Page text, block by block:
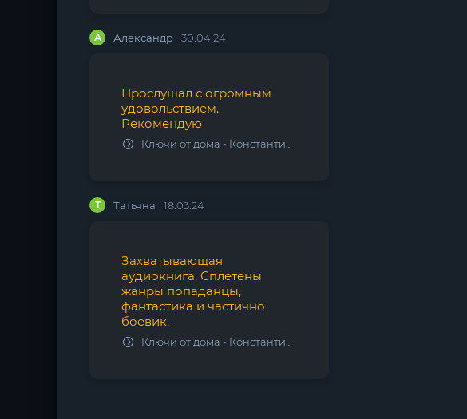
А Александр 30.04.24
Прослушал с огромным
удовольствием.
Рекомендую
Ключи от дома - Константин Калбазов
Т Татьяна 18.03.24
Захватывающая
аудиокнига. Сплетены
жанры попаданцы,
фантастика и частично
боевик.
Ключи от дома - Константин Калбазов